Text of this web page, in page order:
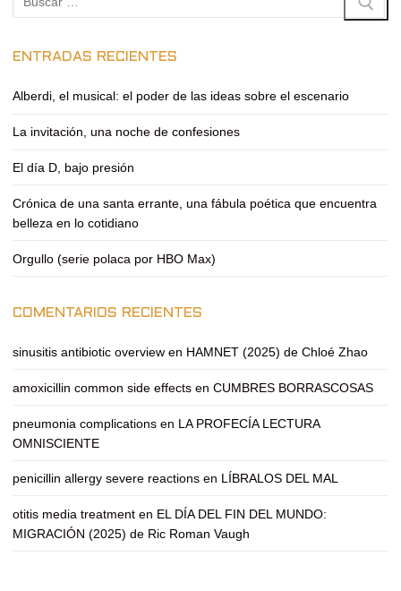
ENTRADAS RECIENTES
Alberdi, el musical: el poder de las ideas sobre el escenario
La invitación, una noche de confesiones
El día D, bajo presión
Crónica de una santa errante, una fábula poética que encuentra
belleza en lo cotidiano
Orgullo (serie polaca por HBO Max)
COMENTARIOS RECIENTES
sinusitis antibiotic overview en HAMNET (2025) de Chloé Zhao
amoxicillin common side effects en CUMBRES BORRASCOSAS
pneumonia complications en LA PROFECÍA LECTURA
OMNISCIENTE
penicillin allergy severe reactions en LÍBRALOS DEL MAL
otitis media treatment en EL DÍA DEL FIN DEL MUNDO:
MIGRACIÓN (2025) de Ric Roman Vaugh